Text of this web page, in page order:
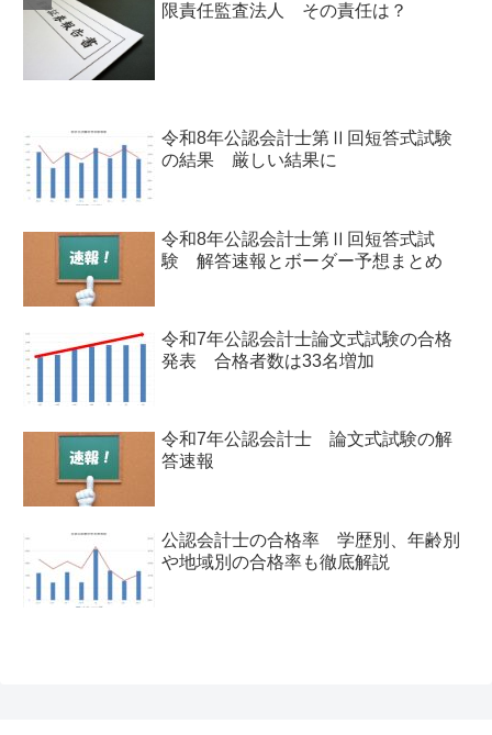
限責任監査法人 その責任は？
令和8年公認会計士第Ⅱ回短答式試験
の結果 厳しい結果に
令和8年公認会計士第Ⅱ回短答式試
験 解答速報とボーダー予想まとめ
令和7年公認会計士論文式試験の合格
発表 合格者数は33名増加
令和7年公認会計士 論文式試験の解
答速報
公認会計士の合格率 学歴別、年齢別
や地域別の合格率も徹底解説